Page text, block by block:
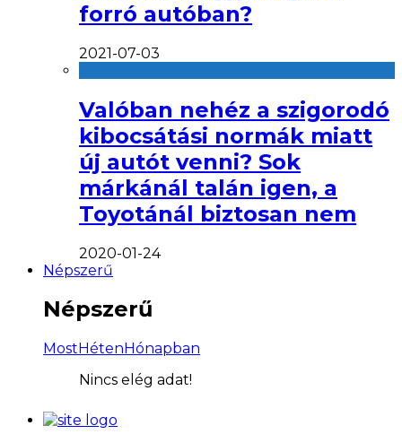
forró autóban?
2021-07-03
Valóban nehéz a szigorodó
kibocsátási normák miatt
új autót venni? Sok
márkánál talán igen, a
Toyotánál biztosan nem
2020-01-24
Népszerű
Népszerű
Most Héten Hónapban
Nincs elég adat!